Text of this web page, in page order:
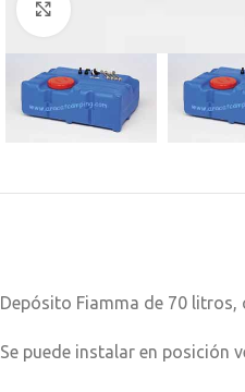
Depósito Fiamma de 70
Se puede instalar en posición